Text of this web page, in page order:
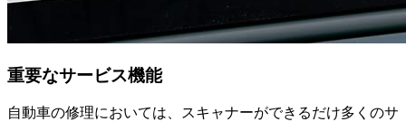
重要なサービス機能
自動車の修理においては、スキャナーができるだけ多くのサ